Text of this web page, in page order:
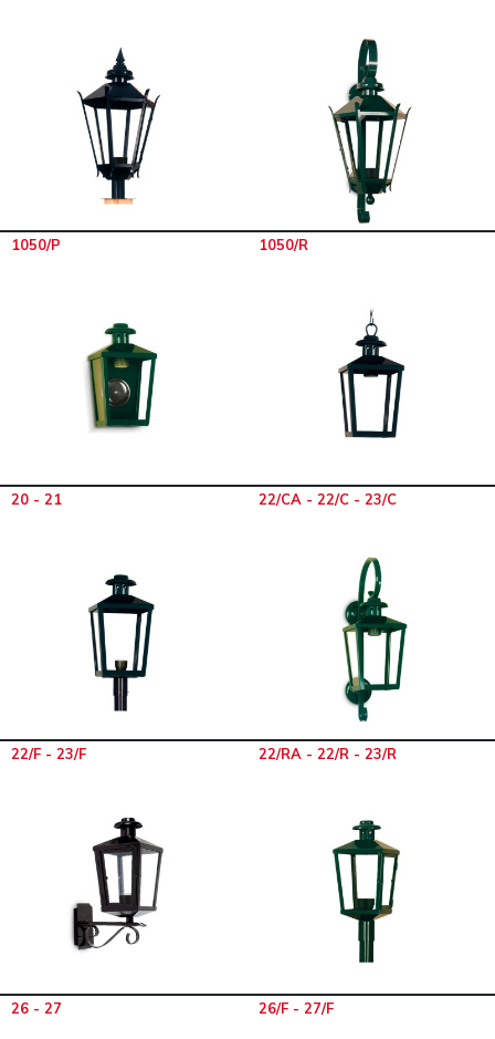
1050/P 1050/R
20 - 21 22/CA - 22/C - 23/C
22/F - 23/F 22/RA - 22/R - 23/R
26 - 27 26/F - 27/F